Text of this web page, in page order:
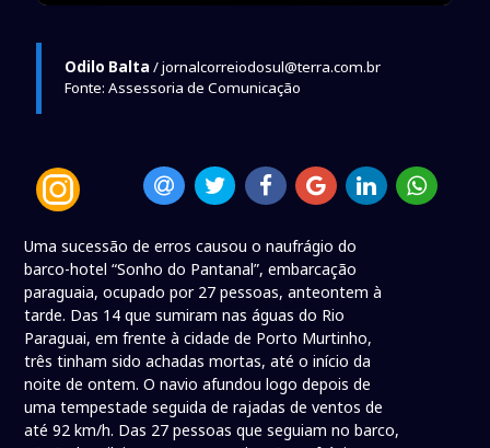
Odilo Balta / jornalcorreiodosul@terra.com.br
Fonte: Assessoria de Comunicação
Uma sucessão de erros causou o naufrágio do
barco-hotel “Sonho do Pantanal”, embarcação
paraguaia, ocupado por 27 pessoas, anteontem à
tarde. Das 14 que sumiram nas águas do Rio
Paraguai, em frente à cidade de Porto Murtinho,
três tinham sido achadas mortas, até o início da
noite de ontem. O navio afundou logo depois de
uma tempestade seguida de rajadas de ventos de
até 92 km/h. Das 27 pessoas que seguiam no barco,